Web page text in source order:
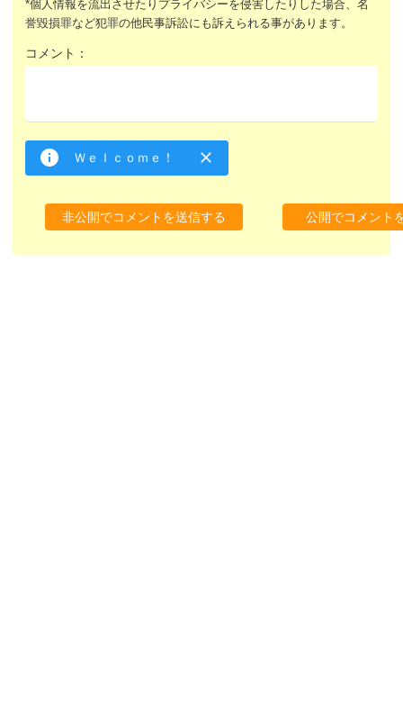
*個人情報を流出させたりプライバシーを侵害したりした場合、名
誉毀損罪など犯罪の他民事訴訟にも訴えられる事があります。
コメント：
Ｗｅｌｃｏｍｅ！
非公開でコメントを送信する 公開でコメント